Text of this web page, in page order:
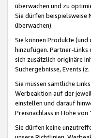
überwachen und zu
Sie dürfen beispielsweise
überwachen).
Sie können Produkte
hinzufügen. Partner-Links
sich zusätzlich originäre
Suchergebnisse, Events
Sie müssen sämtliche
Werbeaktion auf der
einstellen und darauf
Preisnachlass in Höhe
Sie dürfen keine